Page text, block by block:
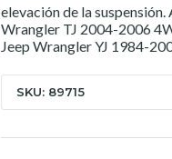
elevación de la
Wrangler TJ 2004-2006
Jeep Wrangler YJ 1984-
SKU: 89715